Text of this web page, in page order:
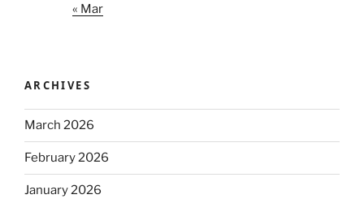
« Mar
ARCHIVES
March 2026
February 2026
January 2026